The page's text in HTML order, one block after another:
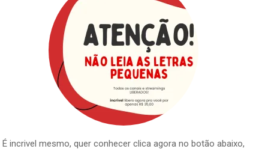
É incrivel mesmo, quer conhecer clica agora no botão abaixo,